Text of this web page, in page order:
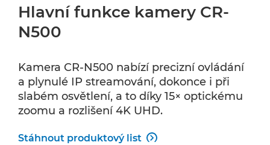
Hlavní funkce kamery CR-
N500
Kamera CR-N500 nabízí precizní ovládání
a plynulé IP streamování, dokonce i při
slabém osvětlení, a to díky 15× optickému
zoomu a rozlišení 4K UHD.
Stáhnout produktový list 